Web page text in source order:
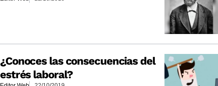
¿Conoces las consecuencias del
estrés laboral?